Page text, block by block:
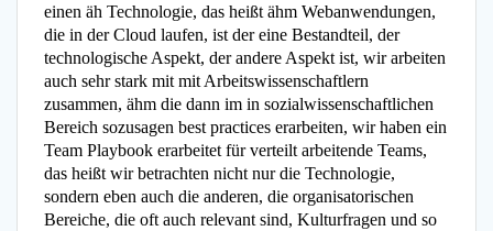
einen äh Technologie, das heißt ähm Webanwendungen,
die in der Cloud laufen, ist der eine Bestandteil, der
technologische Aspekt, der andere Aspekt ist, wir arbeiten
auch sehr stark mit mit Arbeitswissenschaftlern
zusammen, ähm die dann im in sozialwissenschaftlichen
Bereich sozusagen best practices erarbeiten, wir haben ein
Team Playbook erarbeitet für verteilt arbeitende Teams,
das heißt wir betrachten nicht nur die Technologie,
sondern eben auch die anderen, die organisatorischen
Bereiche, die oft auch relevant sind, Kulturfragen und so